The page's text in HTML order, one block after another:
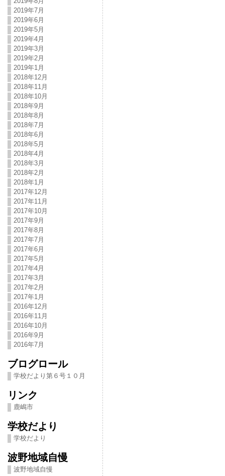
2019年7月
2019年6月
2019年5月
2019年4月
2019年3月
2019年2月
2019年1月
2018年12月
2018年11月
2018年10月
2018年9月
2018年8月
2018年7月
2018年6月
2018年5月
2018年4月
2018年3月
2018年2月
2018年1月
2017年12月
2017年11月
2017年10月
2017年9月
2017年8月
2017年7月
2017年6月
2017年5月
2017年4月
2017年3月
2017年2月
2017年1月
2016年12月
2016年11月
2016年10月
2016年9月
2016年7月
ブログロール
学校だより第６号１０月
リンク
鹿嶋市
学校だより
学校だより
波野地域自慢
波野地域自慢